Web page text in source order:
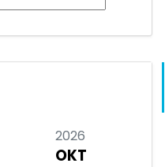
2026
OKT